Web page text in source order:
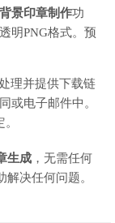
景印章制作功
明PNG格式。预
理并提供下载链
或电子邮件中。
生成 ，无需任何
决任何问题。